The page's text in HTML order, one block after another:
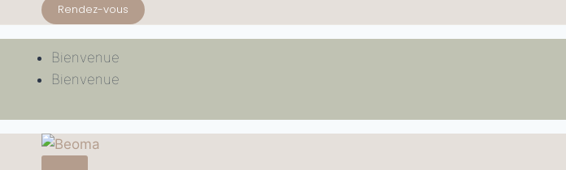
Rendez-vous
Bienvenue
Bienvenue